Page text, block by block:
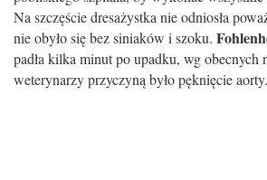
Na szczęście dresażystka nie odniosła
nie obyło się bez siniaków i szoku.
padła kilka minut po upadku, wg obecnych
weterynarzy przyczyną było pęknięcie aorty.